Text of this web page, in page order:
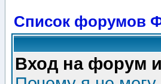
Список форумов
Вход на форум